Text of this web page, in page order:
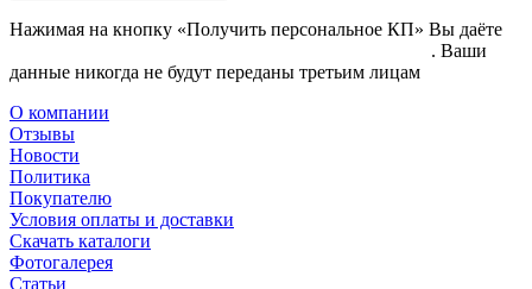
Нажимая на кнопку «Получить персональное КП» Вы даёте
. Ваши
данные никогда не будут переданы третьим лицам
О компании
Отзывы
Новости
Политика
Покупателю
Условия оплаты и доставки
Скачать каталоги
Фотогалерея
Статьи